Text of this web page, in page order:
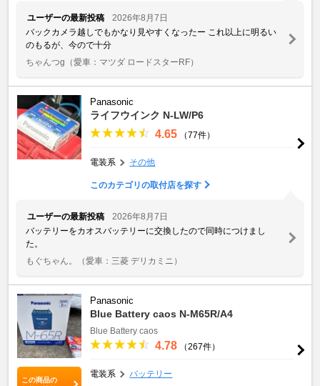
ユーザーの最新投稿
2026年8月7日
バックカメラ越しでもかなり見やすくなったー これ以上に明るい
のもるが、今ので十分
ちゃんつg （愛車：マツダ ロードスターRF）
Panasonic
ライフウインク N-LW/P6
4.65 （77件）
電装系 その他
このカテゴリの取付店を探す
ユーザーの最新投稿
2026年8月7日
バッテリーをカオスバッテリーに交換したので同時につけまし
た。
もぐちゃん。
（愛車：三菱 デリカミニ）
この商品の
Panasonic
Blue Battery caos N-M65R/A4
Blue Battery caos
4.78 （267件）
電装系 バッテリー